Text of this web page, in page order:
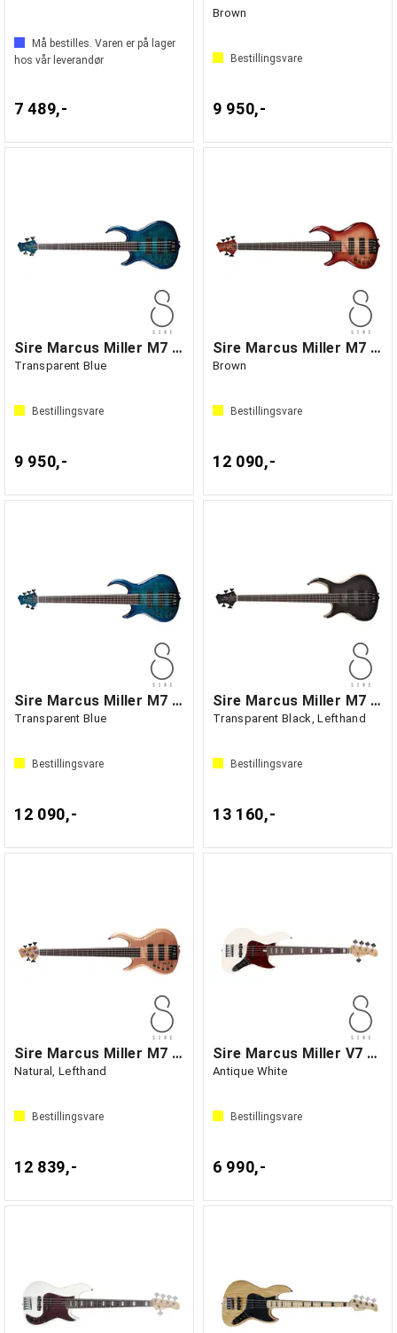
Må bestilles. Varen er på lager
hos vår leverandør
7 489,-
Brown
Bestillingsvare
9 950,-
Sire Marcus Miller M7 Alder-4 Lefthand
Transparent Blue
Bestillingsvare
9 950,-
Sire Marcus Miller M7 Alder-5 Lefthand
Brown
Bestillingsvare
12 090,-
Sire Marcus Miller M7 Alder-5 Lefthand
Transparent Blue
Bestillingsvare
12 090,-
Sire Marcus Miller M7 Swamp Ash-4
Transparent Black, Lefthand
Bestillingsvare
13 160,-
Sire Marcus Miller M7 Swamp Ash-5
Natural, Lefthand
Bestillingsvare
12 839,-
Sire Marcus Miller V7 Alder-5
Antique White
Bestillingsvare
6 990,-